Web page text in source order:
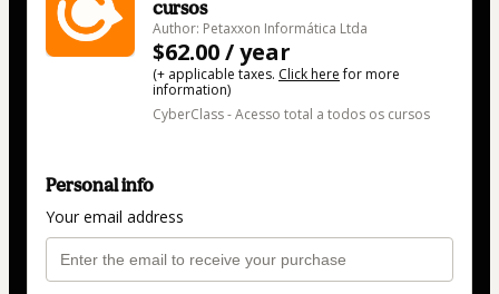
cursos
Author: Petaxxon Informática Ltda
$62.00 / year
(+ applicable taxes. Click herefor more
information)
CyberClass - Acesso total a todos os cursos
Personal info
Your email address